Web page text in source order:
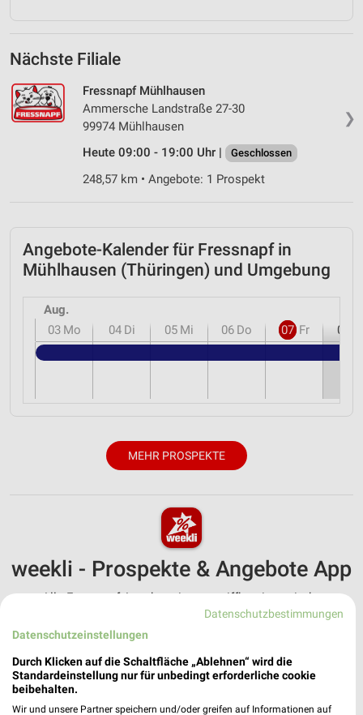
Nächste Filiale
❯
Fressnapf Mühlhausen
Ammersche Landstraße 27-30
99974 Mühlhausen
Heute 09:00 - 19:00 Uhr |
Geschlossen
248,57 km • Angebote: 1 Prospekt
Angebote-Kalender für Fressnapf in
Mühlhausen (Thüringen) und Umgebung
Aug.
03 Mo 04 Di 05 Mi 06 Do 07 Fr 08
MEHR PROSPEKTE
weekli - Prospekte & Angebote App
Alle Fressnapf Angebote immer griffbereit – mit der
kostenlosen weekli App für iOS & Android.
✔Folge deinem Lieblingshändler
✔Push-Benachrichtigungen bei neuen Prospekten
✔Einkaufsliste - Einkauf stressfrei planen
Datenschutzbestimmungen
Datenschutzeinstellungen
Durch Klicken auf die Schaltfläche „Ablehnen“ wird die
Standardeinstellung nur für unbedingt erforderliche cookie
beibehalten.
Wir und unsere Partner speichern und/oder greifen auf Informationen auf